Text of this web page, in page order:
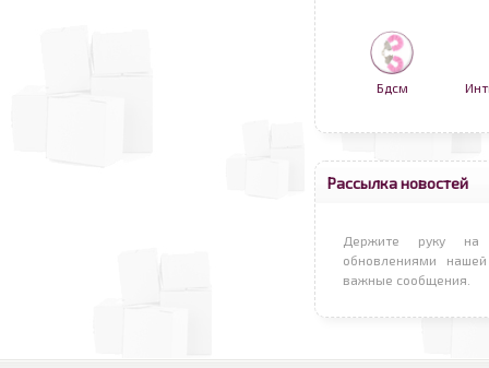
Бдсм
Рассылка новостей
Держите руку на
обновлениями
важные сообщения.